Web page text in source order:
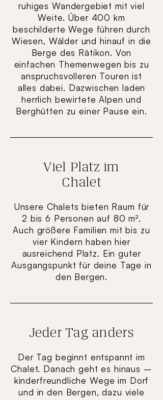
ruhiges Wandergebiet mit viel
Weite. Über 400 km
beschilderte Wege führen durch
Wiesen, Wälder und hinauf in die
Berge des Rätikon. Von
einfachen Themenwegen bis zu
anspruchsvolleren Touren ist
alles dabei. Dazwischen laden
herrlich bewirtete Alpen und
Berghütten zu einer Pause ein.
Viel Platz im
Chalet
Unsere Chalets bieten Raum für
2 bis 6 Personen auf 80 m².
Auch größere Familien mit bis zu
vier Kindern haben hier
ausreichend Platz. Ein guter
Ausgangspunkt für deine Tage in
den Bergen.
Jeder Tag anders
Der Tag beginnt entspannt im
Chalet. Danach geht es hinaus –
kinderfreundliche Wege im Dorf
und in den Bergen, dazu viele